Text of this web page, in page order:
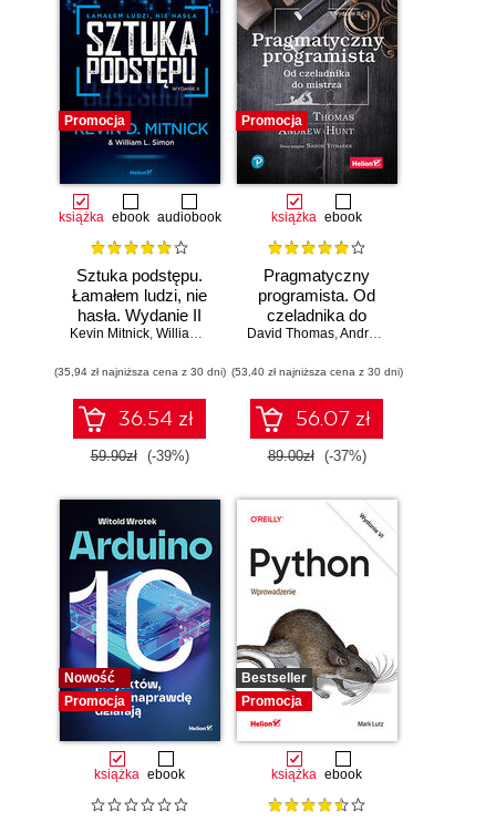
Promocja
książka ebook audiobook
Sztuka podstępu.
Łamałem ludzi, nie
hasła. Wydanie II
Kevin Mitnick, William L. Simon
(35,94 zł najniższa cena z 30 dni)
36.54 zł
59.90zł (-39%)
Promocja
książka ebook
Pragmatyczny
programista. Od
czeladnika do
mistrza. Wydanie II
David Thomas,Andrew Hunt
(53,40 zł najniższa cena z 30 dni)
56.07 zł
89.00zł (-37%)
Nowość
Promocja
książka ebook
Bestseller
Promocja
książka ebook